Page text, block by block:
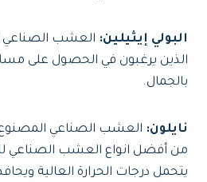
البولي إيثيلين: العشب الصناعي
الذين يرغبون في الحصول على
بالجمال.
نايلون: العشب الصناعي المصنوع
من أفضل انواع العشب الصناعي
يتحمل درجات الحرارة العالية